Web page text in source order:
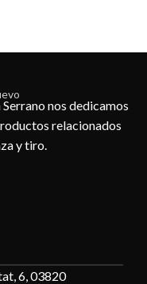
nos dedicamos
relacionados
y tiro.
6, 03820